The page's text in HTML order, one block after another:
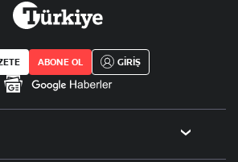
ABONE OL GİRİŞ